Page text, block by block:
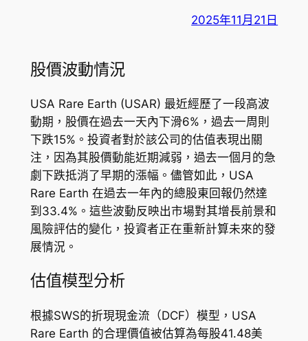
2025年11月21日
股價波動情況
USA Rare Earth (USAR) 最近經歷了一段高波
動期，股價在過去一天內下滑6%，過去一周則
下跌15%。投資者對於該公司的估值表現出關
注，因為其股價動能近期減弱，過去一個月的急
劇下跌抵消了早期的漲幅。儘管如此，USA
Rare Earth 在過去一年內的總股東回報仍然達
到33.4%。這些波動反映出市場對其增長前景和
風險評估的變化，投資者正在重新計算未來的發
展情況。
估值模型分析
根據SWS的折現現金流（DCF）模型，USA
Rare Earth 的合理價值被估算為每股41.48美